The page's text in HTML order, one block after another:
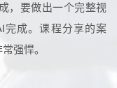
，要做出一个完整视
完成。课程分享的案
强悍。